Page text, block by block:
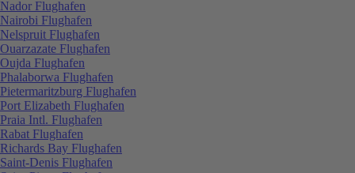
Nador Flughafen
Nairobi Flughafen
Nelspruit Flughafen
Ouarzazate Flughafen
Oujda Flughafen
Phalaborwa Flughafen
Pietermaritzburg Flughafen
Port Elizabeth Flughafen
Praia Intl. Flughafen
Rabat Flughafen
Richards Bay Flughafen
Saint-Denis Flughafen